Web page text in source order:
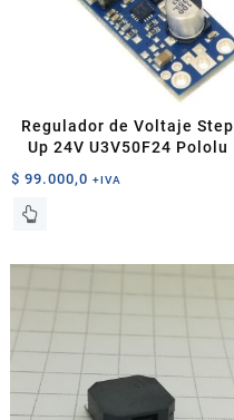
Regulador de Voltaje Step
Up 24V U3V50F24 Pololu
$ 99.000,0 +IVA